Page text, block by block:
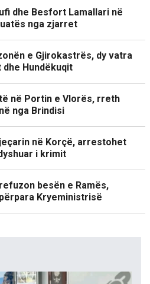
dhe Besfort Lamallari në
nga zjarret
e Gjirokastrës, dy vatra
Hundëkuqit
në Portin e Vlorës, rreth
nga Brindisi
në Korçë, arrestohet
i krimit
besën e Ramës,
Kryeministrisë